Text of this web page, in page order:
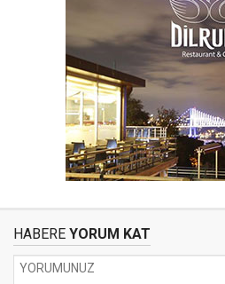
HABERE YORUM KAT